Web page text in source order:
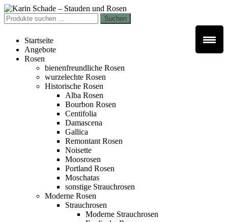
Zur
Navigation
springen
Zum
Inhalt
springen
Suchen
nach:
Suchen
Startseite
Angebote
Rosen
bienenfreundliche Rosen
wurzelechte Rosen
Historische Rosen
Alba Rosen
Bourbon Rosen
Centifolia
Damascena
Gallica
Remontant Rosen
Noisette
Moosrosen
Portland Rosen
Moschatas
sonstige Strauchrosen
Moderne Rosen
Strauchrosen
Moderne Strauchrosen